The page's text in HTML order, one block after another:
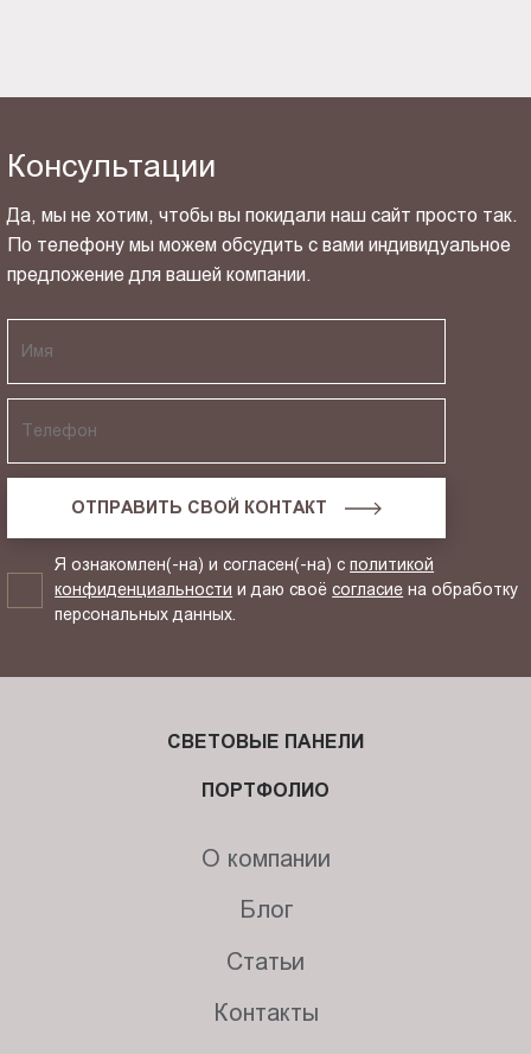
Консультации
Да, мы не хотим, чтобы вы покидали наш сайт просто так.
По телефону мы можем обсудить с вами индивидуальное
предложение для вашей компании.
ОТПРАВИТЬ СВОЙ КОНТАКТ
Я ознакомлен(-на) и согласен(-на) сполитикой
конфиденциальности и даю своёсогласие на обработку
персональных данных.
СВЕТОВЫЕ ПАНЕЛИ
ПОРТФОЛИО
О компании
Блог
Статьи
Контакты